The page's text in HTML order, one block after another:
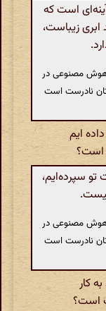
است که
ابری زیباست،
هوش مصنوعی در
نادرست است
ایم
است؟
سپرده‌ایم،
هوش مصنوعی در
نادرست است
کار
است؟